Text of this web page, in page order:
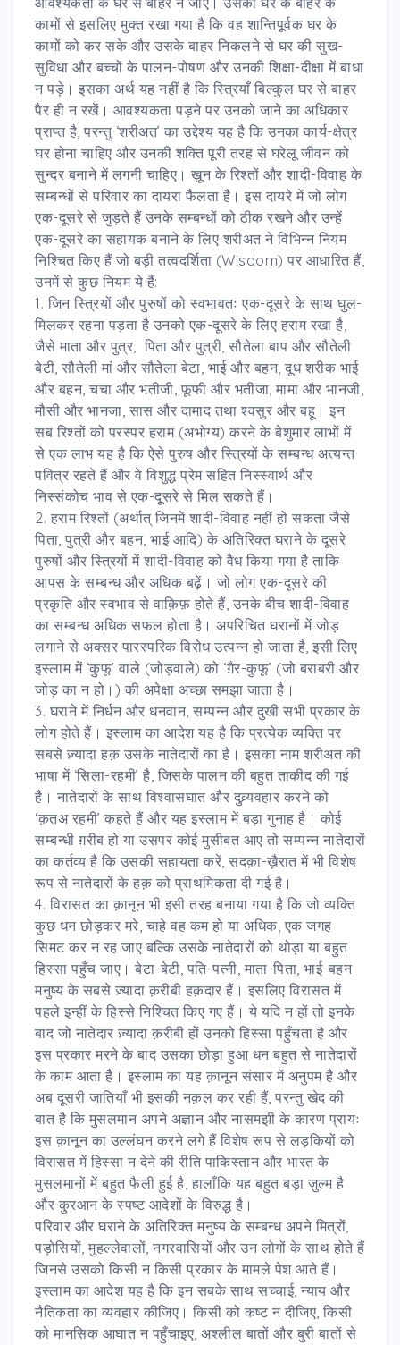
कामों से इसलिए मुक्त रखा गया है कि वह शान्तिपूर्वक घर के
कामों को कर सके और उसके बाहर निकलने से घर की सुख-
सुविधा और बच्चों के पालन-पोषण और उनकी शिक्षा-दीक्षा में बाधा
न पड़े। इसका अर्थ यह नहीं है कि स्त्रियाँ बिल्कुल घर से बाहर
पैर ही न रखें। आवश्यकता पड़ने पर उनको जाने का अधिकार
प्राप्त है, परन्तु ‘शरीअत’ का उद्देश्य यह है कि उनका कार्य-क्षेत्र
घर होना चाहिए और उनकी शक्ति पूरी तरह से घरेलू जीवन को
सुन्दर बनाने में लगनी चाहिए। ख़ून के रिश्तों और शादी-विवाह के
सम्बन्धों से परिवार का दायरा फैलता है। इस दायरे में जो लोग
एक-दूसरे से जुड़ते हैं उनके सम्बन्धों को ठीक रखने और उन्हें
एक-दूसरे का सहायक बनाने के लिए शरीअत ने विभिन्न नियम
निश्चित किए हैं जो बड़ी तत्वदर्शिता (Wisdom) पर आधारित हैं,
उनमें से कुछ नियम ये हैं:
1. जिन स्त्रियों और पुरुषों को स्वभावतः एक-दूसरे के साथ घुल-
मिलकर रहना पड़ता है उनको एक-दूसरे के लिए हराम रखा है,
जैसे माता और पुत्र, पिता और पुत्री, सौतेला बाप और सौतेली
बेटी, सौतेली मां और सौतेला बेटा, भाई और बहन, दूध शरीक भाई
और बहन, चचा और भतीजी, फूफी और भतीजा, मामा और भानजी,
मौसी और भानजा, सास और दामाद तथा श्वसुर और बहू। इन
सब रिश्तों को परस्पर हराम (अभोग्य) करने के बेशुमार लाभों में
से एक लाभ यह है कि ऐसे पुरुष और स्त्रियों के सम्बन्ध अत्यन्त
पवित्र रहते हैं और वे विशुद्ध प्रेम सहित निस्स्वार्थ और
निस्संकोच भाव से एक-दूसरे से मिल सकते हैं।
2. हराम रिश्तों (अर्थात् जिनमें शादी-विवाह नहीं हो सकता जैसे
पिता, पुत्री और बहन, भाई आदि) के अतिरिक्त घराने के दूसरे
पुरुषों और स्त्रियों में शादी-विवाह को वैध किया गया है ताकि
आपस के सम्बन्ध और अधिक बढ़ें। जो लोग एक-दूसरे की
प्रकृति और स्वभाव से वाक़िफ़ होते हैं, उनके बीच शादी-विवाह
का सम्बन्ध अधिक सफल होता है। अपरिचित घरानों में जोड़
लगाने से अक्सर पारस्परिक विरोध उत्पन्न हो जाता है, इसी लिए
इस्लाम में ‘कुफू’ वाले (जोड़वाले) को ‘ग़ैर-कुफू’ (जो बराबरी और
जोड़ का न हो।) की अपेक्षा अच्छा समझा जाता है।
3. घराने में निर्धन और धनवान, सम्पन्न और दुखी सभी प्रकार के
लोग होते हैं। इस्लाम का आदेश यह है कि प्रत्येक व्यक्ति पर
सबसे ज़्यादा हक़ उसके नातेदारों का है। इसका नाम शरीअत की
भाषा में ‘सिला-रहमी’ है, जिसके पालन की बहुत ताकीद की गई
है। नातेदारों के साथ विश्वासघात और दुव्र्यवहार करने को
‘क़तअ रहमी’ कहते हैं और यह इस्लाम में बड़ा गुनाह है। कोई
सम्बन्धी ग़रीब हो या उसपर कोई मुसीबत आए तो सम्पन्न नातेदारों
का कर्तव्य है कि उसकी सहायता करें, सदक़ा-ख़ैरात में भी विशेष
रूप से नातेदारों के हक़ को प्राथमिकता दी गई है।
4. विरासत का क़ानून भी इसी तरह बनाया गया है कि जो व्यक्ति
कुछ धन छोड़कर मरे, चाहे वह कम हो या अधिक, एक जगह
सिमट कर न रह जाए बल्कि उसके नातेदारों को थोड़ा या बहुत
हिस्सा पहुँच जाए। बेटा-बेटी, पति-पत्नी, माता-पिता, भाई-बहन
मनुष्य के सबसे ज़्यादा क़रीबी हक़दार हैं। इसलिए विरासत में
पहले इन्हीं के हिस्से निश्चित किए गए हैं। ये यदि न हों तो इनके
बाद जो नातेदार ज़्यादा क़रीबी हों उनको हिस्सा पहुँचता है और
इस प्रकार मरने के बाद उसका छोड़ा हुआ धन बहुत से नातेदारों
के काम आता है। इस्लाम का यह क़ानून संसार में अनुपम है और
अब दूसरी जातियाँ भी इसकी नक़ल कर रही हैं, परन्तु खेद की
बात है कि मुसलमान अपने अज्ञान और नासमझी के कारण प्रायः
इस क़ानून का उल्लंघन करने लगे हैं विशेष रूप से लड़कियों को
विरासत में हिस्सा न देने की रीति पाकिस्तान और भारत के
मुसलमानों में बहुत फैली हुई है, हालाँकि यह बहुत बड़ा ज़ुल्म है
और कु़रआन के स्पष्ट आदेशों के विरुद्ध है।
परिवार और घराने के अतिरिक्त मनुष्य के सम्बन्ध अपने मित्रों,
पड़ोसियों, मुहल्लेवालों, नगरवासियों और उन लोगों के साथ होते हैं
जिनसे उसको किसी न किसी प्रकार के मामले पेश आते हैं।
इस्लाम का आदेश यह है कि इन सबके साथ सच्चाई, न्याय और
नैतिकता का व्यवहार कीजिए। किसी को कष्ट न दीजिए, किसी
को मानसिक आघात न पहुँचाइए, अश्लील बातों और बुरी बातों से